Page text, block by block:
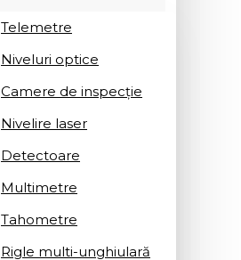
Telemetre
Niveluri optice
Camere de inspecție
Nivelire laser
Detectoare
Multimetre
Tahometre
Rigle multi-unghiulară